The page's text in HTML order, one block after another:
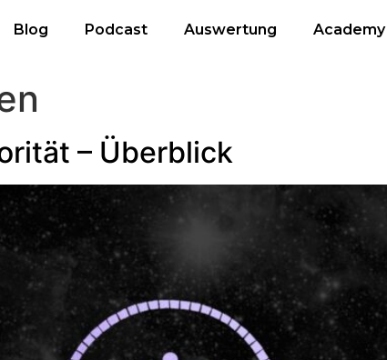
Blog Podcast Auswertung Academy
– Überblick